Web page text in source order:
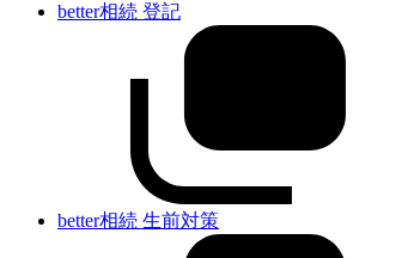
better相続 登記
better相続 生前対策